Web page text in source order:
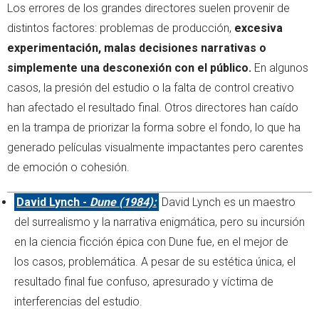
Los errores de los grandes directores suelen provenir de
distintos factores: problemas de producción, excesiva
experimentación, malas decisiones narrativas o
simplemente una desconexión con el público. En algunos
casos, la presión del estudio o la falta de control creativo
han afectado el resultado final. Otros directores han caído
en la trampa de priorizar la forma sobre el fondo, lo que ha
generado películas visualmente impactantes pero carentes
de emoción o cohesión.
David Lynch - Dune (1984): David Lynch es un maestro
del surrealismo y la narrativa enigmática, pero su incursión
en la ciencia ficción épica con Dune fue, en el mejor de
los casos, problemática. A pesar de su estética única, el
resultado final fue confuso, apresurado y víctima de
interferencias del estudio.